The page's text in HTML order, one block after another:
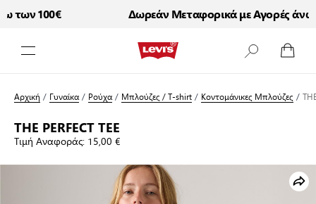
100€ Δωρεάν Μεταφορικά με Αγορές άνω
Αρχική / Γυναίκα/ Ρούχα/ Μπλούζες / T-shirt/ Κοντομάνικες Μπλούζες /
THE PERFECT TEE
Τιμή Αναφοράς: 15,00 €